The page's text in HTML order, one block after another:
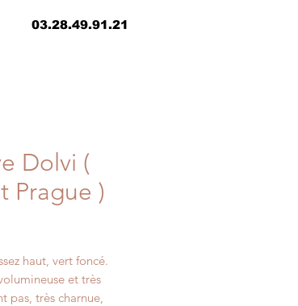
03.28.49.91.21
Dolvi (
Prague )
haut, vert foncé.
et très
pas, très charnue,